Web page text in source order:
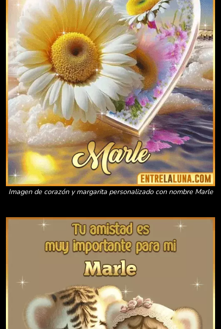
Imagen de corazón y margarita personalizado con nombre Marle